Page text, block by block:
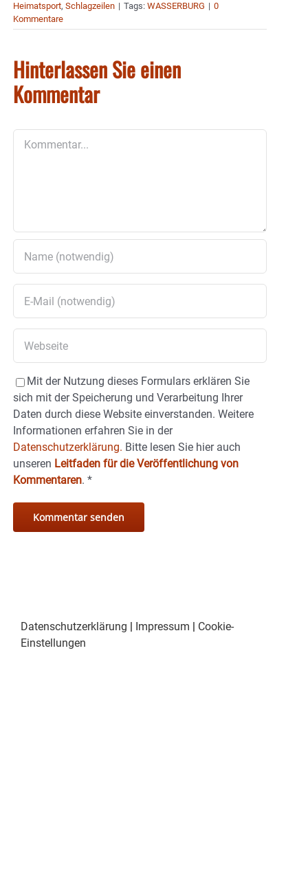
Heimatsport, Schlagzeilen | Tags: WASSERBURG | 0
Kommentare
Hinterlassen Sie einen
Kommentar
Mit der Nutzung dieses Formulars erklären Sie
sich mit der Speicherung und Verarbeitung Ihrer
Daten durch diese Website einverstanden. Weitere
Informationen erfahren Sie in der
Datenschutzerklärung. Bitte lesen Sie hier auch
unseren Leitfaden für die Veröffentlichung von
Kommentaren. *
Datenschutzerklärung Impressum
Cookie-
Einstellungen